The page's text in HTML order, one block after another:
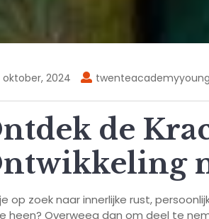
oktober, 2024 twenteacademyyoung
de
op zoek naar innerlijke rust,
heen? Overweeg dan om deel te